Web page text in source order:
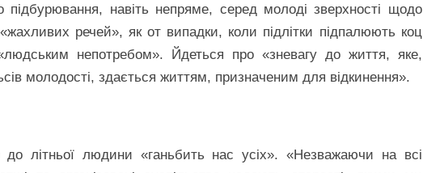
навіть непряме, серед молоді зверхності щодо
речей», як от випадки, коли підлітки підпалюють коц
непотребом». Йдеться про «зневагу до життя, яке,
молодості, здається життям, призначеним для відкинення».
до літньої людини «ганьбить нас усіх». «Незважаючи на всі